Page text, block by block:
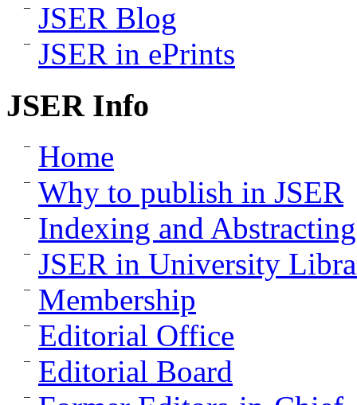
JSER Blog
JSER in ePrints
JSER Info
Home
Why to publish in JSER
Indexing and Abstracting
JSER in University
Membership
Editorial Office
Editorial Board